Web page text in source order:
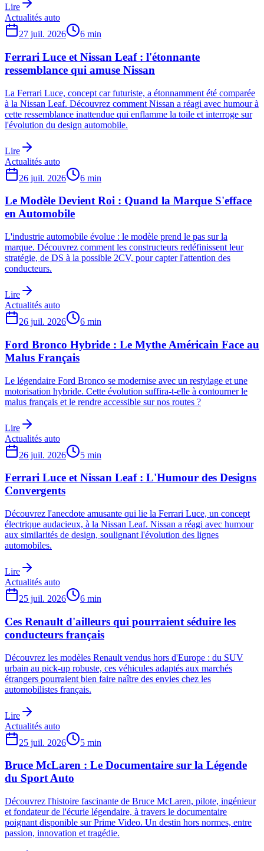
Lire
Actualités auto
27 juil. 2026
6 min
Ferrari Luce et Nissan Leaf : l'étonnante
ressemblance qui amuse Nissan
La Ferrari Luce, concept car futuriste, a étonnamment été comparée
à la Nissan Leaf. Découvrez comment Nissan a réagi avec humour à
cette ressemblance inattendue qui enflamme la toile et interroge sur
l'évolution du design automobile.
Lire
Actualités auto
26 juil. 2026
6 min
Le Modèle Devient Roi : Quand la Marque S'efface
en Automobile
L'industrie automobile évolue : le modèle prend le pas sur la
marque. Découvrez comment les constructeurs redéfinissent leur
stratégie, de DS à la possible 2CV, pour capter l'attention des
conducteurs.
Lire
Actualités auto
26 juil. 2026
6 min
Ford Bronco Hybride : Le Mythe Américain Face au
Malus Français
Le légendaire Ford Bronco se modernise avec un restylage et une
motorisation hybride. Cette évolution suffira-t-elle à contourner le
malus français et le rendre accessible sur nos routes ?
Lire
Actualités auto
26 juil. 2026
5 min
Ferrari Luce et Nissan Leaf : L'Humour des Designs
Convergents
Découvrez l'anecdote amusante qui lie la Ferrari Luce, un concept
électrique audacieux, à la Nissan Leaf. Nissan a réagi avec humour
aux similarités de design, soulignant l'évolution des lignes
automobiles.
Lire
Actualités auto
25 juil. 2026
6 min
Ces Renault d'ailleurs qui pourraient séduire les
conducteurs français
Découvrez les modèles Renault vendus hors d'Europe : du SUV
urbain au pick-up robuste, ces véhicules adaptés aux marchés
étrangers pourraient bien faire naître des envies chez les
automobilistes français.
Lire
Actualités auto
25 juil. 2026
5 min
Bruce McLaren : Le Documentaire sur la Légende
du Sport Auto
Découvrez l'histoire fascinante de Bruce McLaren, pilote, ingénieur
et fondateur de l'écurie légendaire, à travers le documentaire
poignant disponible sur Prime Video. Un destin hors normes, entre
passion, innovation et tragédie.